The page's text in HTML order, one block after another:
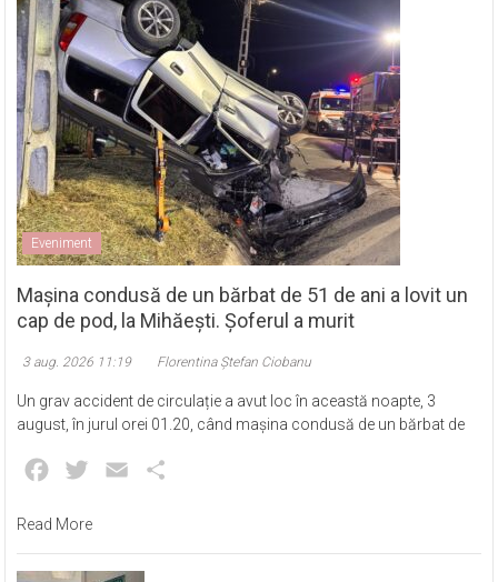
Eveniment
Mașina condusă de un bărbat de 51 de ani a lovit un
cap de pod, la Mihăești. Șoferul a murit
3 aug. 2026 11:19 Florentina Ștefan Ciobanu
Un grav accident de circulație a avut loc în această noapte, 3
august, în jurul orei 01.20, când mașina condusă de un bărbat de
Facebook
Twitter Email
Read More